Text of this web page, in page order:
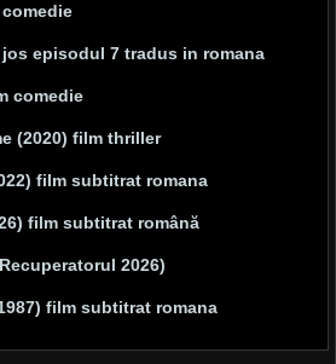
episodul 7 tradus in romana
comedie
(2020) film thriller
film subtitrat romana
film subtitrat română
2026)
film subtitrat romana